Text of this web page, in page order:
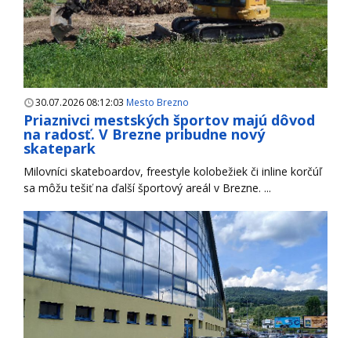
30.07.2026 08:12:03 Mesto Brezno
Priaznivci mestských športov majú dôvod
na radosť. V Brezne pribudne nový
skatepark
Milovníci skateboardov, freestyle kolobežiek či inline korčúľ
sa môžu tešiť na ďalší športový areál v Brezne. ...